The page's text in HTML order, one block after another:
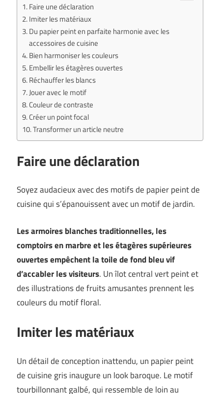
Faire une déclaration
Imiter les matériaux
Du papier peint en parfaite harmonie avec les
accessoires de cuisine
Bien harmoniser les couleurs
Embellir les étagères ouvertes
Réchauffer les blancs
Jouer avec le motif
Couleur de contraste
Créer un point focal
Transformer un article neutre
Faire une déclaration
Soyez audacieux avec des motifs de papier peint de
cuisine qui s’épanouissent avec un motif de jardin.
Les armoires blanches traditionnelles, les
comptoirs en marbre et les étagères supérieures
ouvertes empêchent la toile de fond bleu vif
d’accabler les visiteurs. Un îlot central vert peint et
des illustrations de fruits amusantes prennent les
couleurs du motif floral.
Imiter les matériaux
Un détail de conception inattendu, un papier peint
de cuisine gris inaugure un look baroque. Le motif
tourbillonnant galbé, qui ressemble de loin au